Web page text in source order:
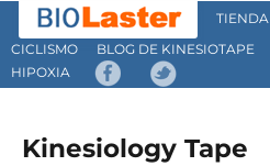
TIENDA
CICLISMO
BLOG DE KINESIOTAPE
HIPOXIA
Kinesiology Tape